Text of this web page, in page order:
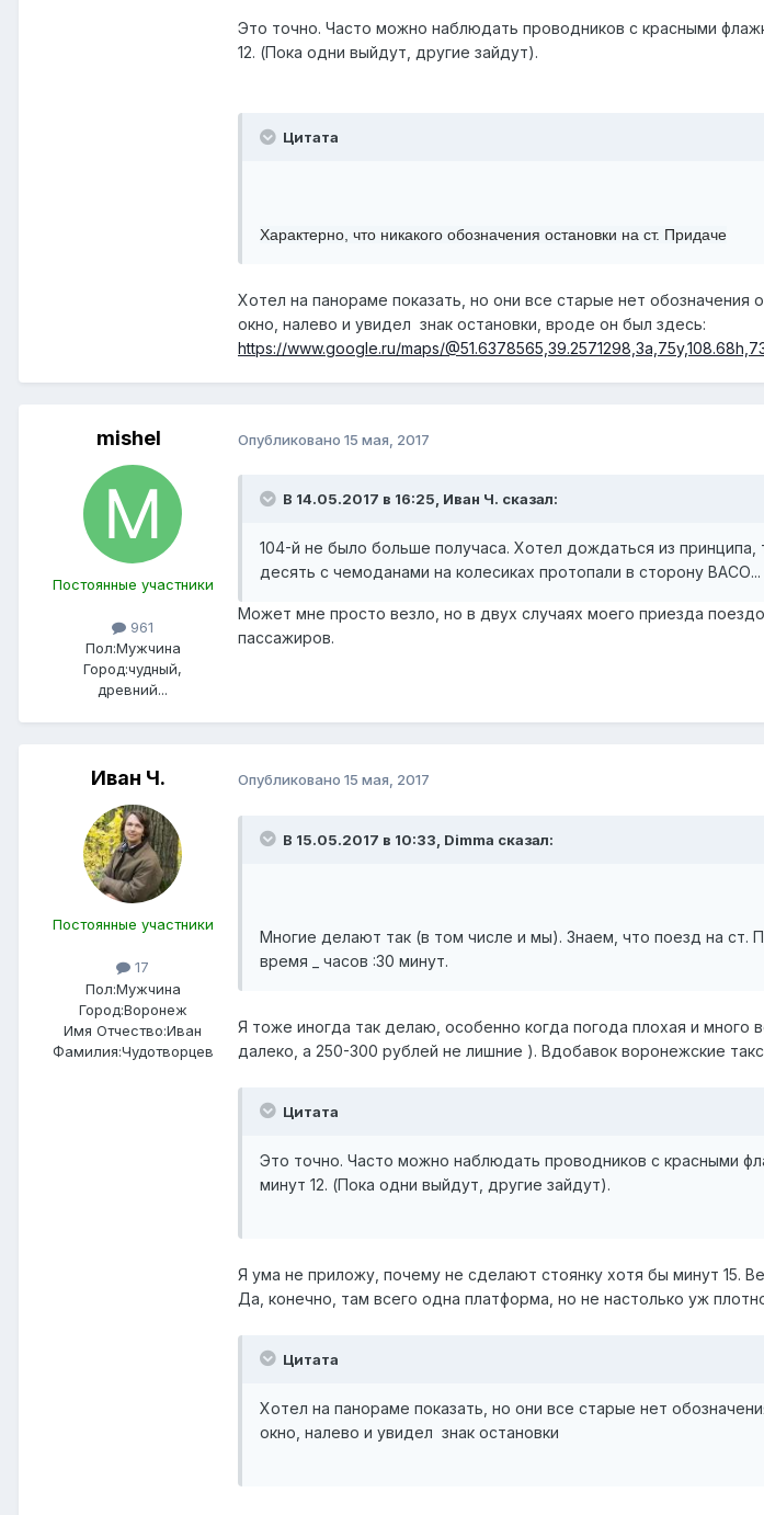
Это точно. Часто можно наблюдать проводников с красными
12. (Пока одни выйдут, другие зайдут).
Цитата
Характерно, что никакого обозначения остановки на ст. Придаче
Хотел на панораме показать, но они все старые нет обозначения
окно, налево и увидел знак остановки, вроде он был здесь:
https://www.google.ru/maps/
mishel
Постоянные участники
961
Пол:Мужчина
Город:чудный,
древний...
Опубликовано 15 мая, 2017
В 14.05.2017 в 16:25, Иван Ч. сказал:
104-й не было больше получаса. Хотел дождаться из
десять с чемоданами на колесиках протопали в сторону ВАСО...
Может мне просто везло, но в двух случаях моего приезда
пассажиров.
Иван Ч.
Постоянные участники
17
Пол:Мужчина
Город:Воронеж
Имя Отчество:Иван
Фамилия:Чудотворцев
Опубликовано 15 мая, 2017
В 15.05.2017 в 10:33, Dimma сказал:
Многие делают так (в том числе и мы). Знаем, что поезд на ст.
время _ часов :30 минут.
Я тоже иногда так делаю, особенно когда погода плохая и
далеко, а 250-300 рублей не лишние ). Вдобавок воронежские
Цитата
Это точно. Часто можно наблюдать проводников с красными
минут 12. (Пока одни выйдут, другие зайдут).
Я ума не приложу, почему не сделают стоянку хотя бы минут 15.
Да, конечно, там всего одна платформа, но не настолько уж
Цитата
Хотел на панораме показать, но они все старые нет
окно, налево и увидел знак остановки